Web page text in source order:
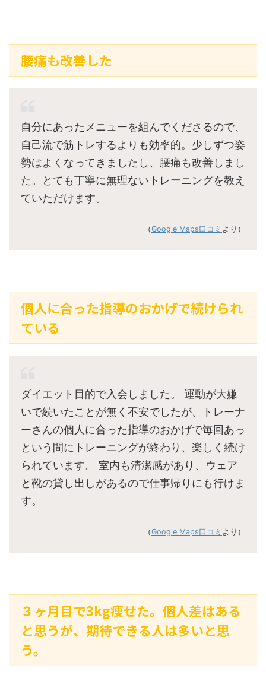
腰痛も改善した
自分にあったメニューを組んでくださるので、
自己流で筋トレするよりも効率的。少しずつ姿
勢はよくなってきましたし、腰痛も改善しまし
た。とても丁寧に無理ないトレーニングを教え
ていただけます。
（Google Maps口コミ より）
個人に合った指導のおかげで続けられ
ている
ダイエット目的で入会しました。 運動が大嫌
いで続いたことが無く不安でしたが、トレーナ
ーさんの個人に合った指導のおかげで毎回あっ
という間にトレーニングが終わり、楽しく続け
られています。 室内も清潔感があり、ウェア
と靴の貸し出しがあるので仕事帰りにも行けま
す。
（Google Maps口コミ より）
３ヶ月目で3kg痩せた。個人差はある
と思うが、期待できる人は多いと思
う。